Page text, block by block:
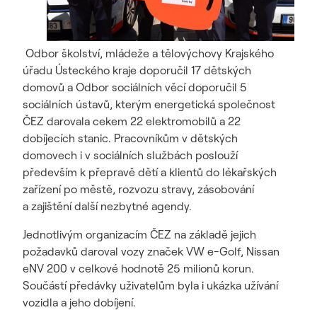
Odbor školství, mládeže a tělovýchovy Krajského
úřadu Ústeckého kraje doporučil 17 dětských
domovů a Odbor sociálních věcí doporučil 5
sociálních ústavů, kterým energetická společnost
ČEZ darovala cekem 22 elektromobilů a 22
dobíjecích stanic. Pracovníkům v dětských
domovech i v sociálních službách poslouží
především k přepravě dětí a klientů do lékařských
zařízení po městě, rozvozu stravy, zásobování
a zajištění další nezbytné agendy.
Jednotlivým organizacím ČEZ na základě jejich
požadavků daroval vozy značek VW e-Golf, Nissan
eNV 200 v celkové hodnotě 25 milionů korun.
Součástí předávky uživatelům byla i ukázka užívání
vozidla a jeho dobíjení.